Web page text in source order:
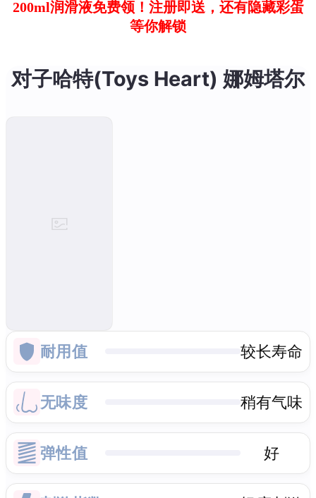
200ml润滑液免费领！注册即送，还有隐藏彩蛋
等你解锁
对子哈特(Toys Heart) 娜姆塔尔
耐用值 较长寿命
无味度 稍有气味
弹性值 好